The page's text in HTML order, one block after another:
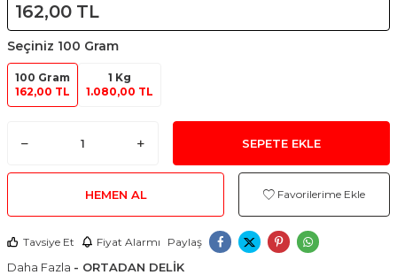
162,00 TL
Seçiniz 100 Gram
100 Gram
162,00 TL
1 Kg
1.080,00 TL
SEPETE EKLE
HEMEN AL Favorilerime Ekle
Tavsiye Et Fiyat Alarmı Paylaş
Daha Fazla - ORTADAN DELİK